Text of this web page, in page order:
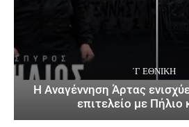
΄Γ ΕΘΝΙΚΉ
Η Αναγέννηση Άρτας
επιτελείο με Πήλιο